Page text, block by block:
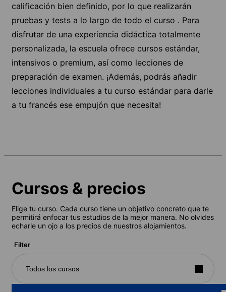
calificación bien definido, por lo que realizarán
pruebas y tests a lo largo de todo el curso . Para
disfrutar de una experiencia didáctica totalmente
personalizada, la escuela ofrece cursos estándar,
intensivos o premium, así como lecciones de
preparación de examen. ¡Además, podrás añadir
lecciones individuales a tu curso estándar para darle
a tu francés ese empujón que necesita!
Cursos & precios
Elige tu curso. Cada curso tiene un objetivo concreto que te
permitirá enfocar tus estudios de la mejor manera. No olvides
echarle un ojo a los precios de nuestros alojamientos.
Filter
Todos los cursos